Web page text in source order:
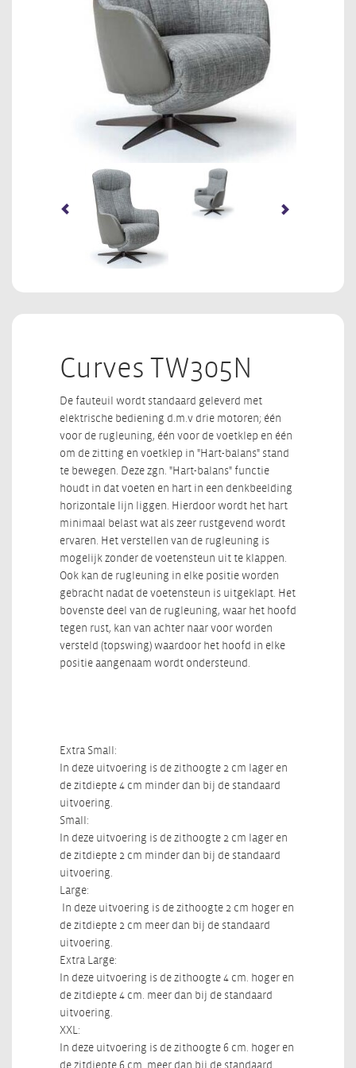
Curves TW305N
De fauteuil wordt standaard geleverd met
elektrische bediening d.m.v drie motoren; één
voor de rugleuning, één voor de voetklep en één
om de zitting en voetklep in "Hart-balans" stand
te bewegen. Deze zgn. "Hart-balans" functie
houdt in dat voeten en hart in een denkbeelding
horizontale lijn liggen. Hierdoor wordt het hart
minimaal belast wat als zeer rustgevend wordt
ervaren. Het verstellen van de rugleuning is
mogelijk zonder de voetensteun uit te klappen.
Ook kan de rugleuning in elke positie worden
gebracht nadat de voetensteun is uitgeklapt. Het
bovenste deel van de rugleuning, waar het hoofd
tegen rust, kan van achter naar voor worden
versteld (topswing) waardoor het hoofd in elke
positie aangenaam wordt ondersteund.
Extra Small:
In deze uitvoering is de zithoogte 2 cm lager en
de zitdiepte 4 cm minder dan bij de standaard
uitvoering.
Small:
In deze uitvoering is de zithoogte 2 cm lager en
de zitdiepte 2 cm minder dan bij de standaard
uitvoering.
Large:
In deze uitvoering is de zithoogte 2 cm hoger en
de zitdiepte 2 cm meer dan bij de standaard
uitvoering.
Extra Large:
In deze uitvoering is de zithoogte 4 cm. hoger en
de zitdiepte 4 cm. meer dan bij de standaard
uitvoering.
XXL:
In deze uitvoering is de zithoogte 6 cm. hoger en
de zitdiepte 6 cm. meer dan bij de standaard